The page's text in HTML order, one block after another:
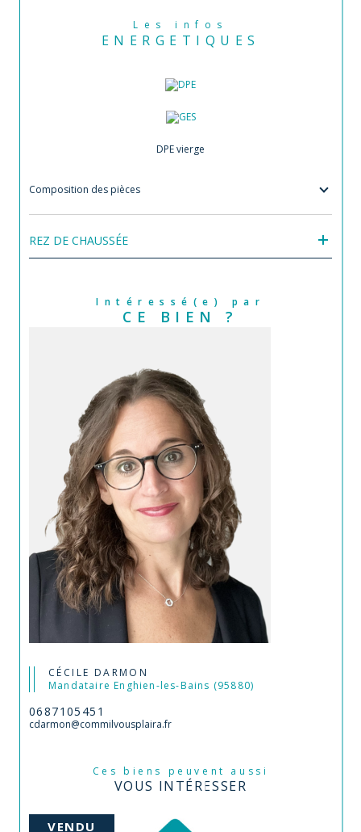
Les infos
ENERGETIQUES
DPE vierge
Composition des pièces
REZ DE CHAUSSÉE
Intéressé(e) par
CE BIEN ?
CÉCILE DARMON
Mandataire Enghien-les-Bains (95880)
0687105451
cdarmon@commilvousplaira.fr
Ces biens peuvent aussi
VOUS INTÉRESSER
VENDU